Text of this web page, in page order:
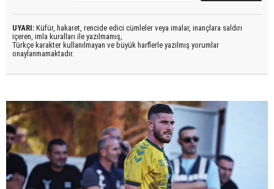
UYARI: Küfür, hakaret, rencide edici cümleler veya imalar, inançlara saldırı
içeren, imla kuralları ile yazılmamış,
Türkçe karakter kullanılmayan ve büyük harflerle yazılmış yorumlar
onaylanmamaktadır.